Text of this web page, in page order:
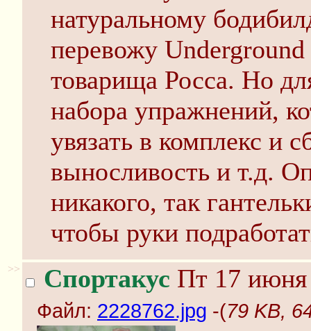
натуральному
перевожу
товарища Росса. Но
набора упражнений,
увязать в комплекс и
выносливость и т.д.
никакого, так
чтобы руки
>> Спортакус Пт 17 июня
Файл: 2228762.jpg -(79 KB,